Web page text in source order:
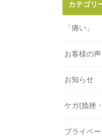
カテゴリ
「痛い」
お客様の声
お知らせ
ケガ(捻挫
プライベー